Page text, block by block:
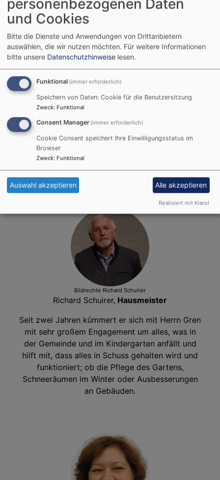
Bildrechte
Georg Gren,Hausmeister
Seit drei Jahren kümmert er sich mit Herrn
Schuirer mit sehr großem Engagement um alles,
was in der Gemeinde und im Kindergarten anfällt
und hilft mit, dass alles in Schuss gehalten wird
und funktioniert; ob die Pflege des Gartens,
Schneeräumen im Winter oder Ausbesserungen
an Gebäuden.
Bildrechte Richard Schuirer
Richard Schuirer, Hausmeister
Seit zwei Jahren kümmert er sich mit Herrn Gren
mit sehr großem Engagement um alles, was in
der Gemeinde und im Kindergarten anfällt und
hilft mit, dass alles in Schuss gehalten wird und
funktioniert; ob die Pflege des Gartens,
Schneeräumen im Winter oder Ausbesserungen
an Gebäuden.
personenbezogenen Daten
und Cookies
Bitte die Dienste und Anwendungen von Drittanbietern
auswählen, die wir nutzen möchten. Für weitere Informationen
bitte unsere Datenschutzhinweise lesen.
Funktional (immer erforderlich)
Speichern von Daten: Cookie für die Benutzersitzung
Zweck: Funktional
Consent Manager (immer erforderlich)
Cookie Consent speichert Ihre Einwilligungsstatus im
Browser
Zweck: Funktional
Auswahl akzeptieren Alle akzeptieren
Realisiert mit Klaro!